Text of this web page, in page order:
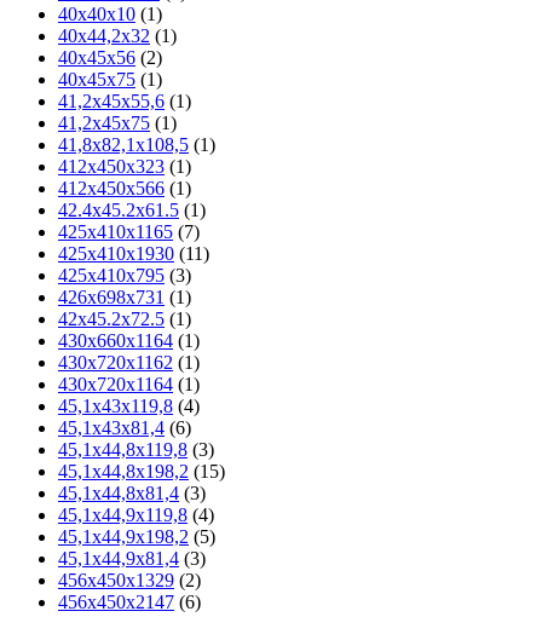
40х40х10 (1)
40х44,2х32 (1)
40х45х56 (2)
40х45х75 (1)
41,2х45х55,6 (1)
41,2х45х75 (1)
41,8х82,1х108,5 (1)
412x450x323 (1)
412x450x566 (1)
42.4x45.2x61.5 (1)
425х410х1165 (7)
425х410х1930 (11)
425х410х795 (3)
426х698х731 (1)
42x45.2x72.5 (1)
430х660х1164 (1)
430х720х1162 (1)
430х720х1164 (1)
45,1х43х119,8 (4)
45,1х43х81,4 (6)
45,1х44,8х119,8 (3)
45,1х44,8х198,2 (15)
45,1х44,8х81,4 (3)
45,1х44,9х119,8 (4)
45,1х44,9х198,2 (5)
45,1х44,9х81,4 (3)
456х450х1329 (2)
456х450х2147 (6)